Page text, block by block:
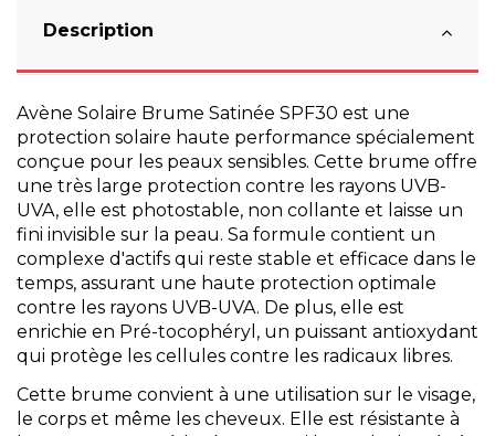
Description
Avène Solaire Brume Satinée SPF30 est une
protection solaire haute performance spécialement
conçue pour les peaux sensibles. Cette brume offre
une très large protection contre les rayons UVB-
UVA, elle est photostable, non collante et laisse un
fini invisible sur la peau. Sa formule contient un
complexe d'actifs qui reste stable et efficace dans le
temps, assurant une haute protection optimale
contre les rayons UVB-UVA. De plus, elle est
enrichie en Pré-tocophéryl, un puissant antioxydant
qui protège les cellules contre les radicaux libres.
Cette brume convient à une utilisation sur le visage,
le corps et même les cheveux. Elle est résistante à